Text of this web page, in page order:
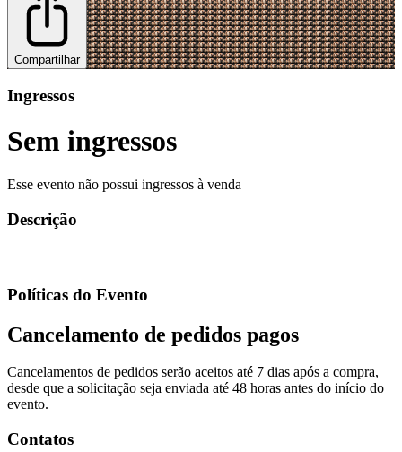
Compartilhar
Ingressos
Sem ingressos
Esse evento não possui ingressos à venda
Descrição
Políticas do Evento
Cancelamento de pedidos pagos
Cancelamentos de pedidos serão aceitos até 7 dias após a compra,
desde que a solicitação seja enviada até 48 horas antes do início do
evento.
Contatos